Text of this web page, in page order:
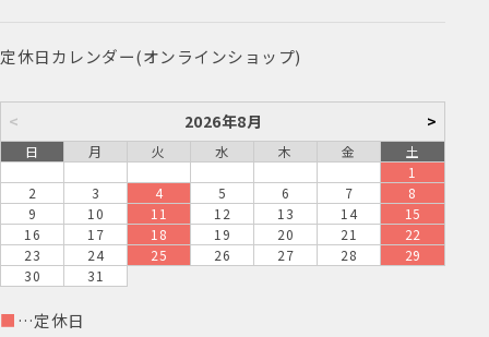
定休日カレンダー(オンラインショップ)
< 2026年8月 >
日 月 火 水 木 金
土
1
2
3 4 5 6 7
8
9
10 11 12 13 14
15
16
17 18 19 20 21
22
23
24 25 26 27 28
29
30
31
■ …定休日